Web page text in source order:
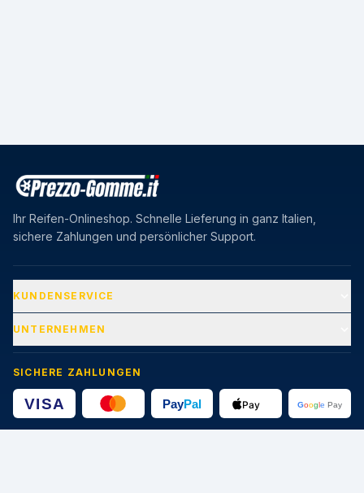
Ihr Reifen-Onlineshop. Schnelle Lieferung in ganz Italien,
sichere Zahlungen und persönlicher Support.
KUNDENSERVICE
UNTERNEHMEN
SICHERE ZAHLUNGEN